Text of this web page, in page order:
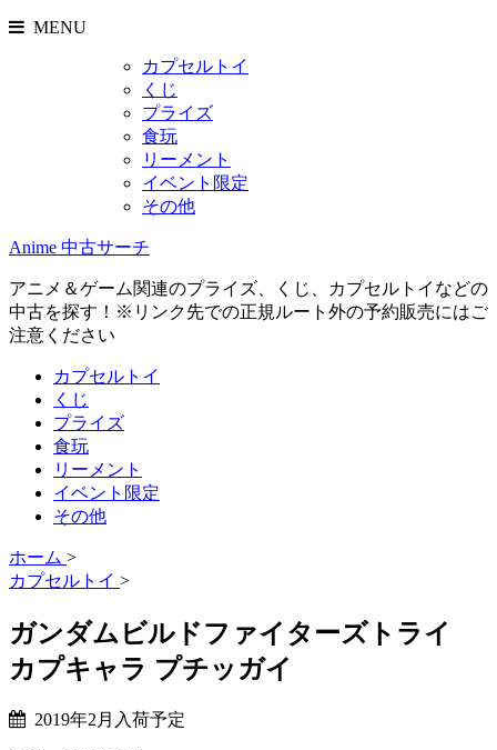
MENU
カプセルトイ
くじ
プライズ
食玩
リーメント
イベント限定
その他
Anime 中古サーチ
アニメ＆ゲーム関連のプライズ、くじ、カプセルトイなどの
中古を探す！※リンク先での正規ルート外の予約販売にはご
注意ください
カプセルトイ
くじ
プライズ
食玩
リーメント
イベント限定
その他
ホーム >
カプセルトイ >
ガンダムビルドファイターズトライ
カプキャラ プチッガイ
2019年2月入荷予定